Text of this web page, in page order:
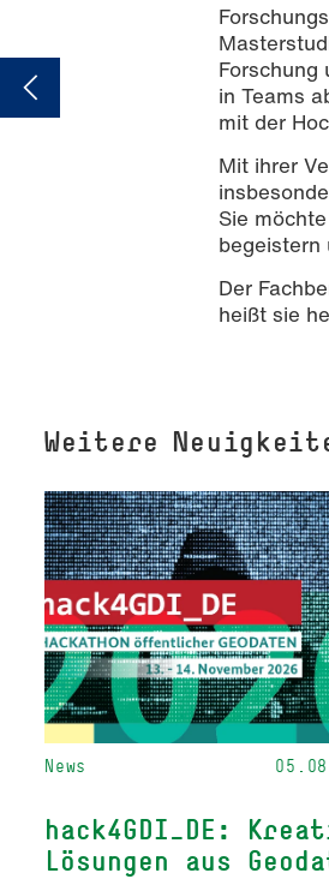
Forschung
in Teams
mit der
Mit ihrer
Sie
begeistern
Der
heißt sie
Weitere
News
hack4GDI_DE:
Lösungen aus